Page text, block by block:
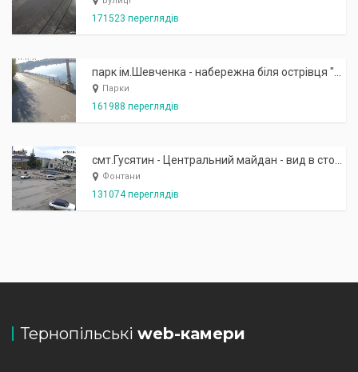
171523 переглядів
Парки
161988 переглядів
Фонтани
131074 переглядів
Тернопільські web-камери